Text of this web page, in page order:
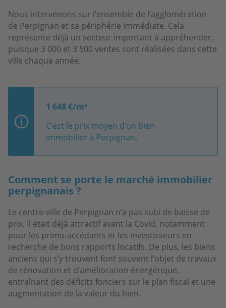
Nous intervenons sur l’ensemble de l’agglomération
de Perpignan et sa périphérie immédiate. Cela
représente déjà un secteur important à appréhender,
puisque 3 000 et 3 500 ventes sont réalisées dans cette
ville chaque année.
1 648 €/m²
C’est le prix moyen d’un bien
immobilier à Perpignan.
Comment se porte le marché immobilier
perpignanais ?
Le centre-ville de Perpignan n’a pas subi de baisse de
prix. Il était déjà attractif avant la Covid, notamment
pour les primo-accédants et les investisseurs en
recherche de bons rapports locatifs. De plus, les biens
anciens qui s’y trouvent font souvent l’objet de travaux
de rénovation et d’amélioration énergétique,
entraînant des déficits fonciers sur le plan fiscal et une
augmentation de la valeur du bien.